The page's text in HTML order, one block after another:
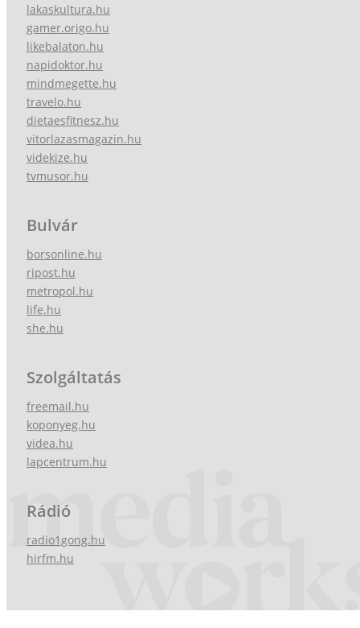
lakaskultura.hu
gamer.origo.hu
likebalaton.hu
napidoktor.hu
mindmegette.hu
travelo.hu
dietaesfitnesz.hu
vitorlazasmagazin.hu
videkize.hu
tvmusor.hu
Bulvár
borsonline.hu
ripost.hu
metropol.hu
life.hu
she.hu
Szolgáltatás
freemail.hu
koponyeg.hu
videa.hu
lapcentrum.hu
Rádió
radio1gong.hu
hirfm.hu